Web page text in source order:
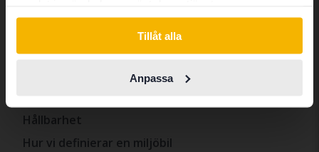
Tillåt alla
Anpassa
Få vårt nyhetsbrev
Nyheter och guider
Hållbarhet
Hur vi definierar en miljöbil